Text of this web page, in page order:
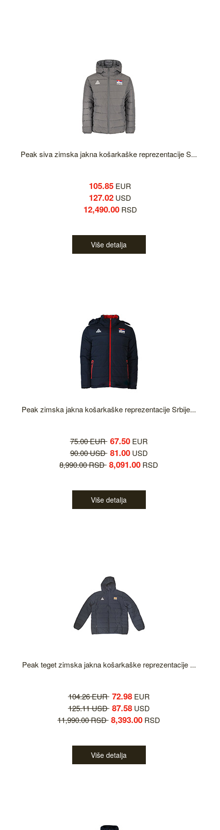
Peak siva zimska jakna košarkaške reprezentacije S...
105.85 EUR
127.02 USD
12,490.00RSD
Više detalja
Peak zimska jakna košarkaške reprezentacije Srbije...
75.00 EUR 67.50EUR
90.00 USD 81.00USD
8,990.00 RSD 8,091.00 RSD
Više detalja
Peak teget zimska jakna košarkaške reprezentacije ...
104.26 EUR 72.98EUR
125.11 USD 87.58USD
11,990.00 RSD 8,393.00 RSD
Više detalja